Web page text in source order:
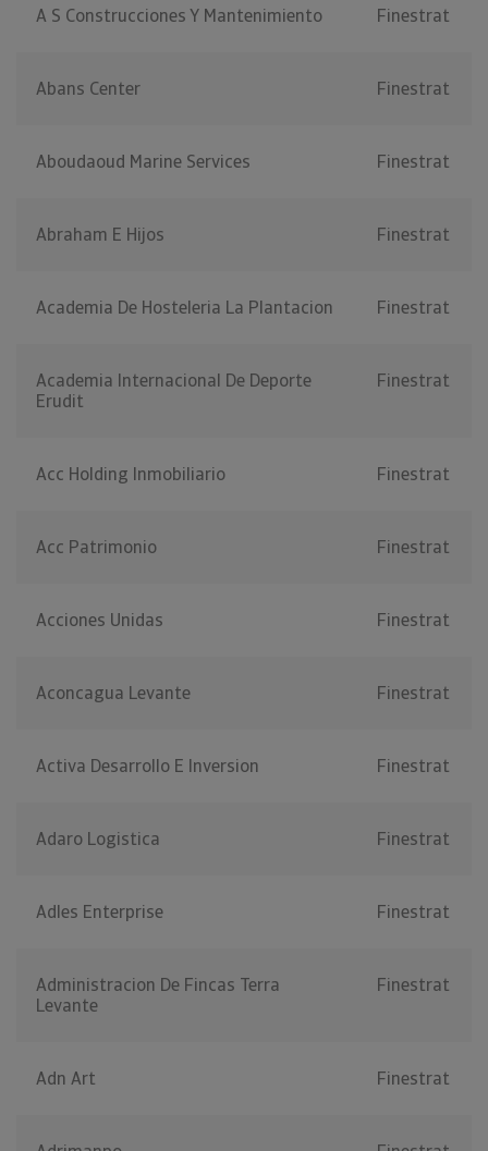
A S Construcciones Y Mantenimiento Finestrat
Abans Center Finestrat
Aboudaoud Marine Services Finestrat
Abraham E Hijos Finestrat
Academia De Hosteleria La Plantacion Finestrat
Academia Internacional De Deporte
Erudit
Finestrat
Acc Holding Inmobiliario Finestrat
Acc Patrimonio Finestrat
Acciones Unidas Finestrat
Aconcagua Levante Finestrat
Activa Desarrollo E Inversion Finestrat
Adaro Logistica Finestrat
Adles Enterprise Finestrat
Administracion De Fincas Terra
Levante
Finestrat
Adn Art Finestrat